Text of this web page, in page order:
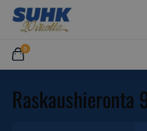
0
Raskaushieronta